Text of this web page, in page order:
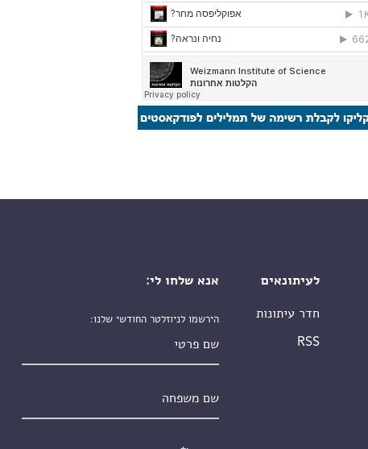
לעיתונאים
חדר עיתונות
RSS
אנא שלחו לי:
הירשמו לניוזלטר החודשי שלנו: